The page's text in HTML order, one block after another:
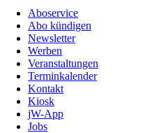
Aboservice
Abo kündigen
Newsletter
Werben
Veranstaltungen
Terminkalender
Kontakt
Kiosk
jW-App
Jobs